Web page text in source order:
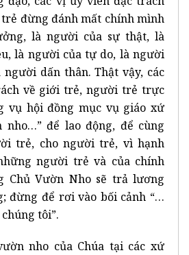
đừng đánh mất chính mình
là người của sự thật, là
là người của tự do, là người
người dấn thân. Thật vậy, các
về giới trẻ, người trẻ trực
vụ hội đồng mục vụ giáo xứ
nho…” để lao động, để cùng
trẻ, cho người trẻ, vì hạnh
người trẻ và của chính
Chủ Vườn Nho sẽ trả lương
đừng để rơi vào bối cảnh “…
tôi”.
nho của Chúa tại các xứ